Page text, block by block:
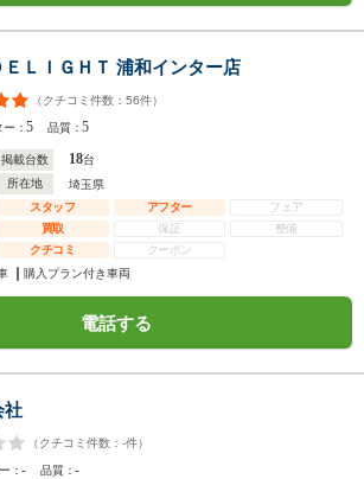
ＬＩＧＨＴ 浦和インター店
（クチコミ件数： 56件）
ー：5 品質：5
掲載台数 18台
所在地
埼玉県
スタッフ
アフター
フェア
買取
保証
整備
クチコミ
クーポン
購入プラン付き車両
電話する
社
（クチコミ件数： -件）
：- 品質：-